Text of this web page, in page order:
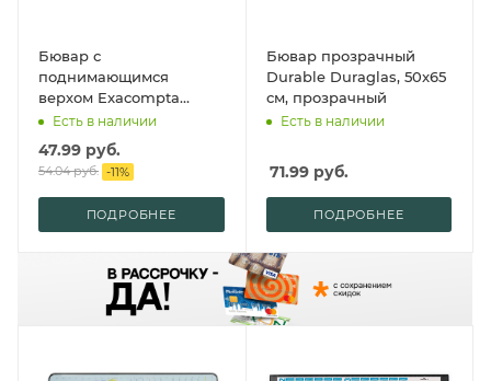
Бювар с
поднимающимся
верхом Exacompta
Kreacover, 37.5x57.5 см,
Есть в наличии
47.99 руб.
54.04руб. -11%
ПОДРОБНЕЕ
Бювар прозрачный
Durable Duraglas, 50x65
см, прозрачный
Есть в наличии
71.99руб.
ПОДРОБНЕЕ